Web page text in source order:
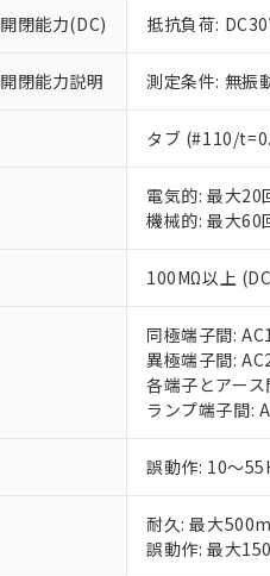
開閉能力(DC) 抵抗負荷:
開閉能力説明 測定条件: 無
タブ (#110/
電気的: 最大20
機械的: 最大60
100MΩ以上
同極端子間:
異極端子間:
各端子とアー
ランプ端子間:
誤動作: 10～
耐久: 最大
誤動作: 最大
ご利
本サ
くも
当社
在庫
い。
正式
当社
オム
在庫
す。
マイ
てい
が、
さい。
※当社
対応予定な
調査・確認
仕入先様の
があります
*EU RoHS指令
六価クロム
フタル酸ビス
ル（DBP）
但し、RoHS指
フタル酸エス
※2 対応
部品在庫の
※3 非含
下記の非含
※1 中国
「○」：最
「×」：最
*中国RoHS10
Pb(鉛)
DBP(フタル酸
※2 環境
「ｅ」：有
「10」：通
味します。
「－」：未
当社
う）
など
ます。
当社
当社
また
たし
記
号
○ 一
△
－
空
白